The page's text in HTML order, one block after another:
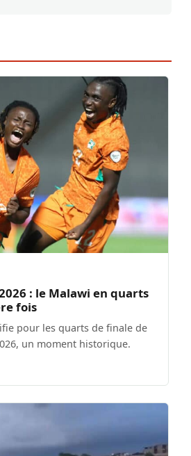
: le Malawi en quarts
fois
pour les quarts de finale de
un moment historique.